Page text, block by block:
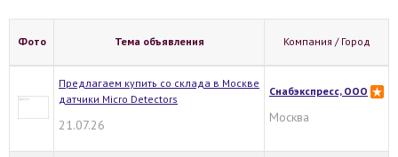
Фото Тема объявления Компания / Город
Предлагаем купить со склада в Москве
датчики Micro Detectors
21.07.26
Снабэкспресс, ООО
Москва